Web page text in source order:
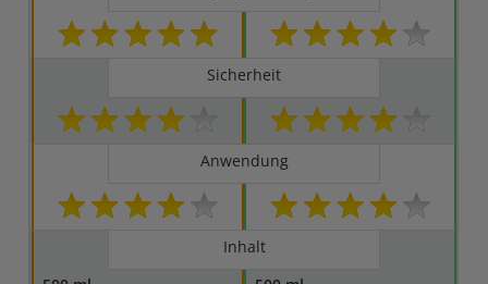
Sicherheit
Anwendung
Inhalt